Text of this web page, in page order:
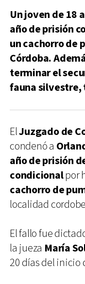
Un joven de 18
año de prisión
un cachorro de
Córdoba.
terminar el
fauna silvestre,
ElJuzgado de
condenó a
año de prisión
condicionalpor
cachorro de
localidad
El fallo fue
la jueza María
20 días del inicio